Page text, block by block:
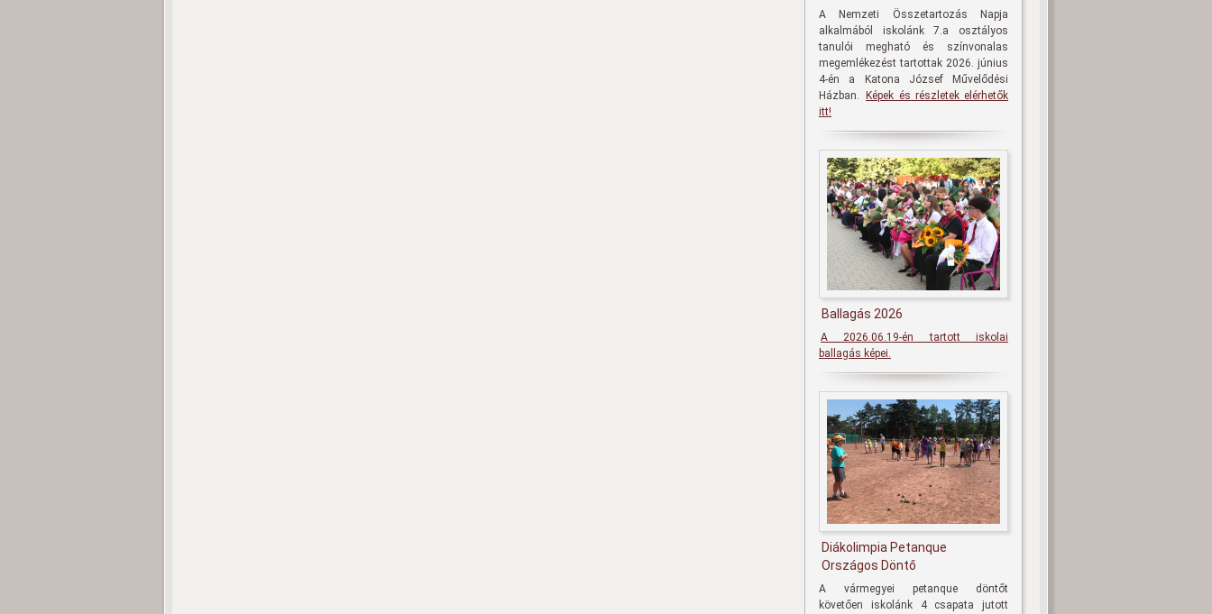
A Nemzeti Összetartozás Napja
alkalmából iskolánk 7.a osztályos
tanulói megható és színvonalas
megemlékezést tartottak 2026. június
4-én a Katona József Művelődési
Házban.
Képek és részletek elérhetők
itt!
Ballagás 2026
A 2026.06.19-én tartott iskolai
ballagás képei.
Diákolimpia Petanque
Országos Döntő
A vármegyei petanque döntőt
követően iskolánk 4 csapata jutott